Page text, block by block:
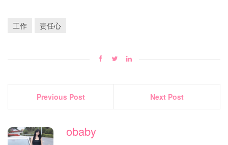
工作 责任心
Previous Post Next Post
obaby